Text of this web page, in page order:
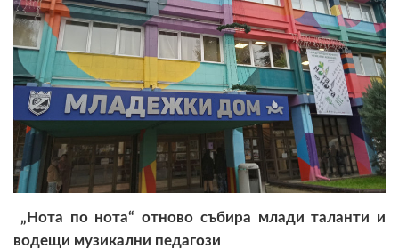
„Нота по нота“ отново събира млади таланти и
водещи музикални педагози